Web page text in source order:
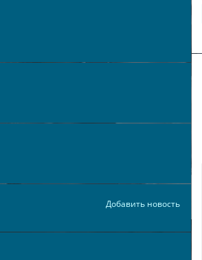
Добавить новость